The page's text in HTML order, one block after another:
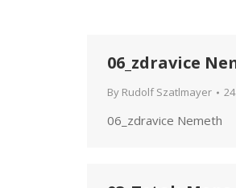
06_zdravice
By Rudolf Szatlmayer
06_zdravice Nemeth